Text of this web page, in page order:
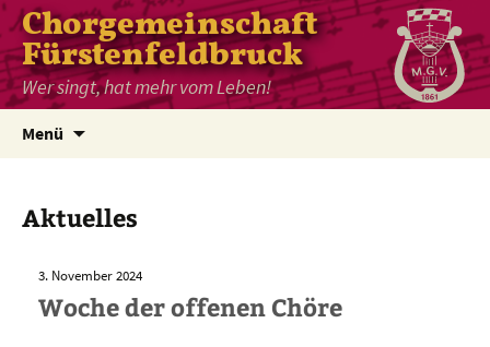
Chorgemeinschaft
Fürstenfeldbruck
Wer singt, hat mehr vom Leben!
Menü
Aktuelles
3. November 2024
Woche der offenen Chöre